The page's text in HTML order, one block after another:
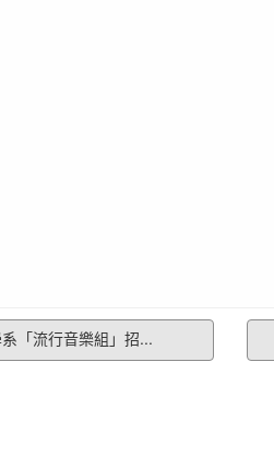
「流行音樂組」招...